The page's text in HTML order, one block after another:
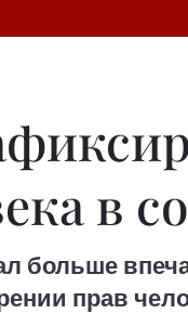
в
больше
прав